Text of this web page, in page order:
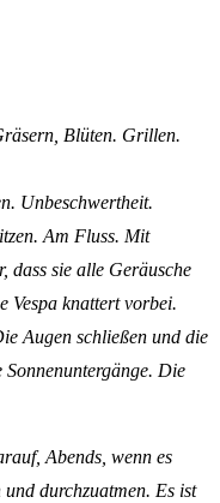
Blüten. Grillen.
Unbeschwertheit.
Am Fluss. Mit
dass sie alle Geräusche
Vespa knattert vorbei.
Augen schließen und die
Die
Abends, wenn es
durchzuatmen. Es ist